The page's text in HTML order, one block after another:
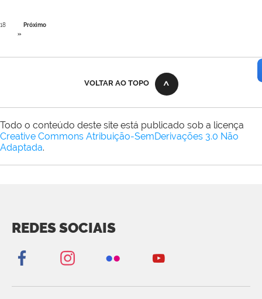
Próximo
»
VOLTAR AO TOPO
Todo o conteúdo deste site está publicado sob a licença
Creative Commons Atribuição-SemDerivações 3.0 Não
Adaptada.
REDES SOCIAIS